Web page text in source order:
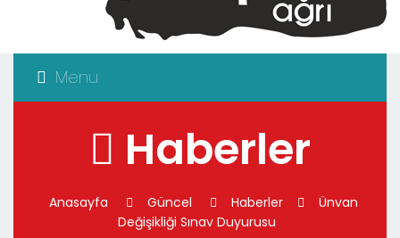
Menu
Haberler
Anasayfa Güncel Haberler
Ünvan
Değişikliği Sınav Duyurusu